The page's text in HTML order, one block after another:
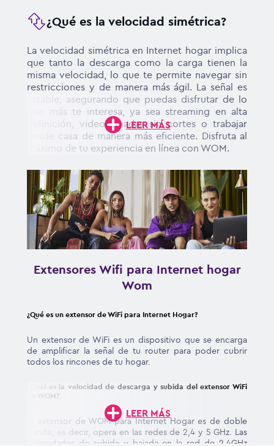
¿Qué es la velocidad simétrica?
La velocidad simétrica en Internet hogar implica
que tanto la descarga como la carga tienen la
misma velocidad, lo que te permite navegar sin
restricciones y de manera más ágil. La señal es
estable, asegurando que puedas disfrutar de lo
que más te interesa, ya sea streaming en alta
definición, videollamadas sin cortes o trabajar
desde casa de manera más eficiente. Disfruta al
máximo de tu experiencia en línea con WOM.
Además, nuestros planes incluyen
Wifi 6 y red
Mesh,tecnologías que ofrecen mayor cobertura
y velocidad en tu conexión.
LEER MÁS
Extensores Wifi para Internet hogar
Wom
¿Qué es un extensor de WiFi para Internet Hogar?
Un extensor de WiFi es un dispositivo que se encarga
de amplificar la señal de tu router para poder cubrir
todos los rincones de tu hogar.
¿Cuál es la velocidad de descarga y subida del extensor WiFi
de WOM?
El extensor de WOM para Internet Hogar es de doble
banda, es decir, opera en las redes de 2,4 y 5 GHz. Las
velocidades de subida y bajada en la red de 2,4GHz
LEER MÁS